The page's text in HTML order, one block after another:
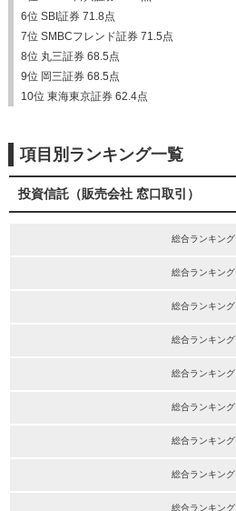
6位 SBI証券 71.8点
7位 SMBCフレンド証券 71.5点
8位 丸三証券 68.5点
9位 岡三証券 68.5点
10位 東海東京証券 62.4点
項目別ランキング一覧
投資信託（販売会社 窓口取引）
総合ランキング
総合ランキング
総合ランキング
総合ランキング
総合ランキング
総合ランキング
総合ランキング
総合ランキング
総合ランキング